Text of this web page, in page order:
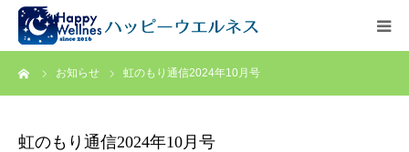
お知らせ 虹のもり通信2024年10月号
虹のもり通信2024年10月号
ホーム